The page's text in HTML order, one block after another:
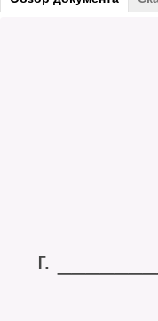
г.